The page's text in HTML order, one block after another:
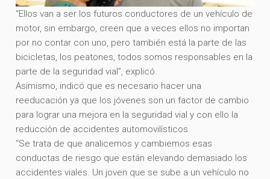
“Ellos van a ser los futuros conductores de un vehículo de
motor, sin embargo, creen que a veces ellos no importan
por no contar con uno, pero también está la parte de las
bicicletas, los peatones, todos somos responsables en la
parte de la seguridad vial”, explicó.
Asimismo, indicó que es necesario hacer una
reeducación ya que los jóvenes son un factor de cambio
para lograr una mejora en la seguridad vial y con ello la
reducción de accidentes automovilísticos.
“Se trata de que analicemos y cambiemos esas
conductas de riesgo que están elevando demasiado los
accidentes viales. Un joven que se sube a un vehículo no